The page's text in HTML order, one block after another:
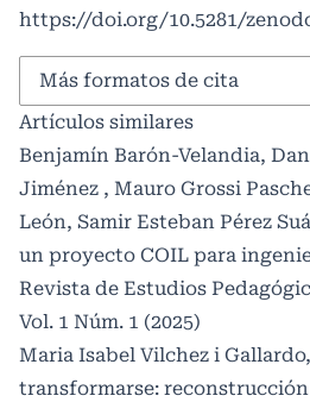
https://doi.org/10.5281/
Más formatos de cita
Artículos similares
Benjamín Barón-Velandia,
Jiménez , Mauro Grossi
León, Samir Esteban Pérez
un proyecto COIL para
Revista de Estudios
Vol. 1 Núm. 1 (2025)
Maria Isabel Vilchez i Gallardo,
transformarse: